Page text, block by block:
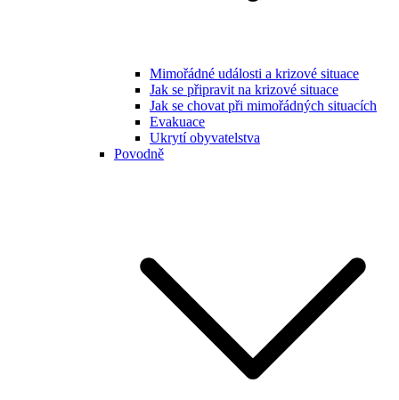
Mimořádné události a krizové situace
Jak se připravit na krizové situace
Jak se chovat při mimořádných situacích
Evakuace
Ukrytí obyvatelstva
Povodně